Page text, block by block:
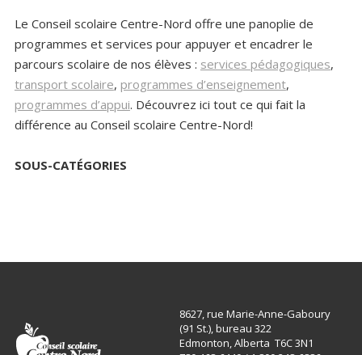
Le Conseil scolaire Centre-Nord offre une panoplie de
programmes et services pour appuyer et encadrer le
parcours scolaire de nos élèves : services pédagogiques,
transport scolaire, programmes d’enseignement,
programmes d’appui. Découvrez ici tout ce qui fait la
différence au Conseil scolaire Centre-Nord!
SOUS-CATÉGORIES
8627, rue Marie-Anne-Gaboury
(91 St.), bureau 322
Edmonton, Alberta T6C 3N1